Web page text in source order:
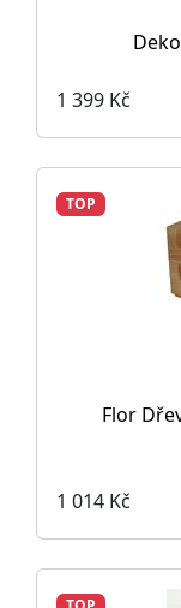
1 399 Kč
TOP
Flor
1 014 Kč